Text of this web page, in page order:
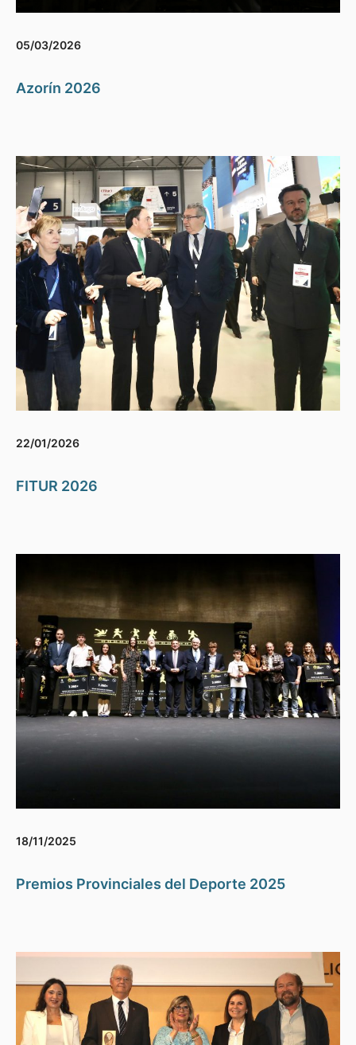
05/03/2026
Azorín 2026
22/01/2026
FITUR 2026
18/11/2025
Premios Provinciales del Deporte 2025